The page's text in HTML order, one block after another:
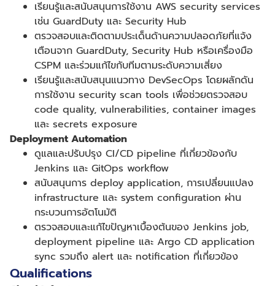
เรียนรู้และสนับสนุนการใช้งาน AWS security services
เช่น GuardDuty และ Security Hub
ตรวจสอบและติดตามประเด็นด้านความปลอดภัยที่แจ้ง
เตือนจาก GuardDuty, Security Hub หรือเครื่องมือ
CSPM และร่วมแก้ไขกับทีมตามระดับความเสี่ยง
เรียนรู้และสนับสนุนแนวทาง DevSecOps โดยผลักดัน
การใช้งาน security scan tools เพื่อช่วยตรวจสอบ
code quality, vulnerabilities, container images
และ secrets exposure
Deployment Automation
ดูแลและปรับปรุง CI/CD pipeline ที่เกี่ยวข้องกับ
Jenkins และ GitOps workflow
สนับสนุนการ deploy application, การเปลี่ยนแปลง
infrastructure และ system configuration ผ่าน
กระบวนการอัตโนมัติ
ตรวจสอบและแก้ไขปัญหาเบื้องต้นของ Jenkins job,
deployment pipeline และ Argo CD application
sync รวมถึง alert และ notification ที่เกี่ยวข้อง
Qualifications